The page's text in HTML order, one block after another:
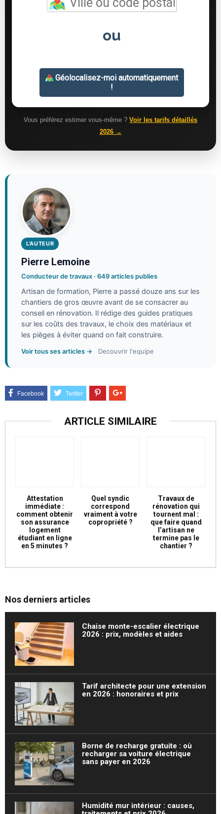
Vous préférez estimer vous-même ? Voir les tarifs détaillés
2026 →
L'AUTEUR
Pierre Lemoine
Conducteur de travaux · 649 articles publies
Artisan de formation, Pierre a passé douze ans sur les
chantiers de gros œuvre avant de se consacrer au
conseil en rénovation. Il rédige des guides pratiques
sur les coûts des travaux, le choix des matériaux et
les pièges à éviter quand on fait construire.
Voir tous ses articles → Decouvrir l'equipe
ARTICLE SIMILAIRE
Attestation
immédiate :
comment obtenir
son assurance
logement
étudiant en ligne
en 5 minutes ?
Quel syndic
correspond
vraiment à votre
copropriété ?
Travaux de
rénovation qui
tournent mal :
que faire quand
l’artisan ne
termine pas le
chantier ?
Nos derniers articles
Chaise monte-escalier électrique
2026 : prix, modèles et aides
Tarif architecte pour une extension
en 2026 : honoraires et prix
Borne de recharge gratuite : où
recharger sa voiture électrique
sans payer en 2026
Humidité mur intérieur : causes,